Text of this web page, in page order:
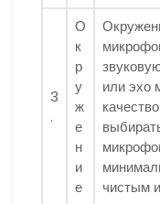
3
.
О
к
р
у
ж
е
н
и
е
или эхо
чистым